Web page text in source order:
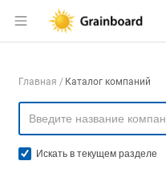
Раздел
Навигация по
Главная Каталог компаний
Искать в текущем разделе